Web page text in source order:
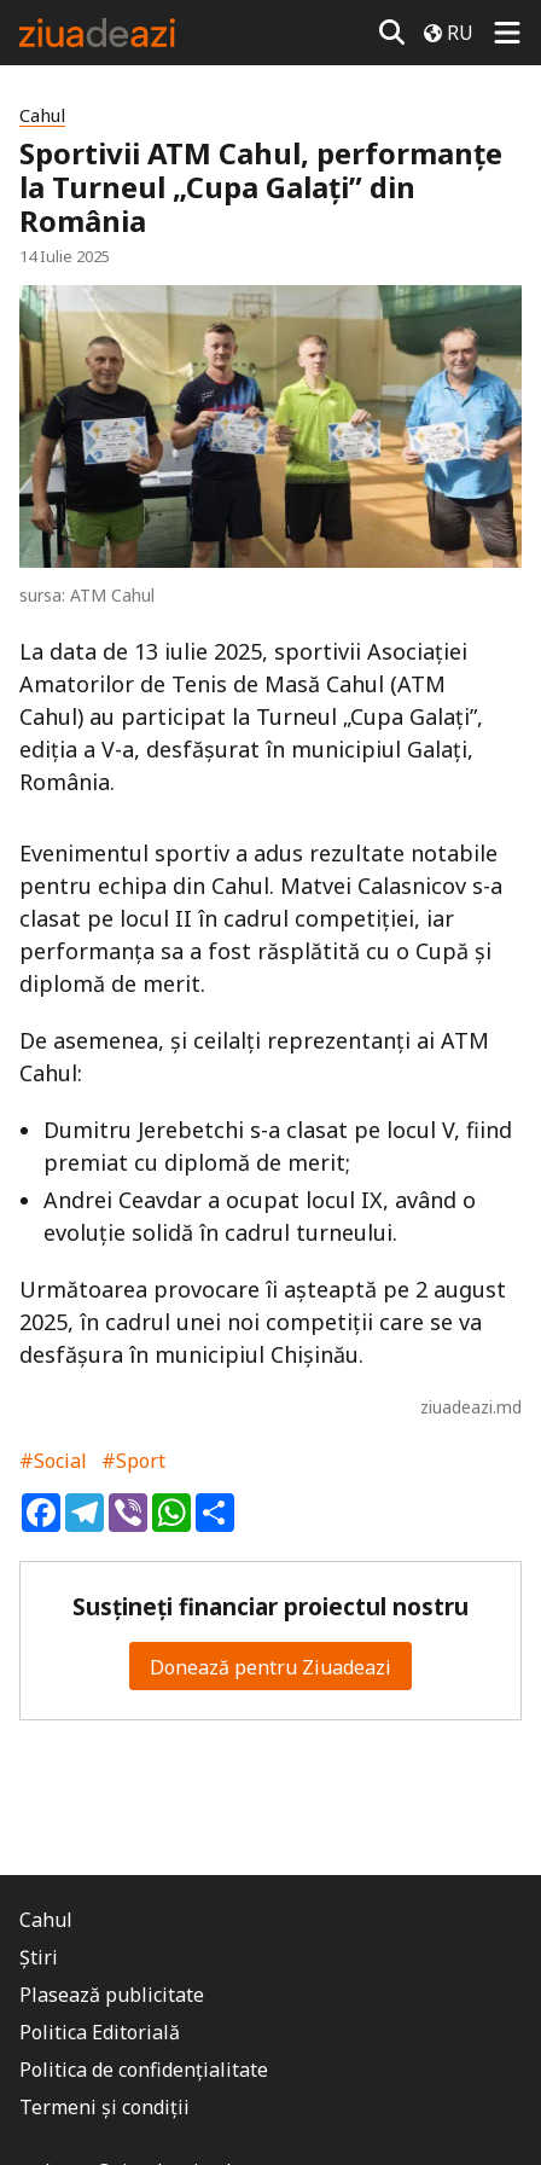
RU
Cahul
Sportivii ATM Cahul, performanțe
la Turneul „Cupa Galați” din
România
14 Iulie 2025
sursa: ATM Cahul
La data de 13 iulie 2025, sportivii Asociației
Amatorilor de Tenis de Masă Cahul (ATM
Cahul) au participat la Turneul „Cupa Galați”,
ediția a V-a, desfășurat în municipiul Galați,
România.
Evenimentul sportiv a adus rezultate notabile
pentru echipa din Cahul. Matvei Calasnicov s-a
clasat pe locul II în cadrul competiției, iar
performanța sa a fost răsplătită cu o Cupă și
diplomă de merit.
De asemenea, și ceilalți reprezentanți ai ATM
Cahul:
Dumitru Jerebetchi s-a clasat pe locul V, fiind
premiat cu diplomă de merit;
Andrei Ceavdar a ocupat locul IX, având o
evoluție solidă în cadrul turneului.
Următoarea provocare îi așteaptă pe 2 august
2025, în cadrul unei noi competiții care se va
desfășura în municipiul Chișinău.
ziuadeazi.md
#Social
#Sport
FacebookTelegram
ViberWhatsApp
Susțineți financiar proiectul nostru
Donează pentru Ziuadeazi
Cahul
Știri
Plasează publicitate
Politica Editorială
Politica de confidențialitate
Termeni și condiții